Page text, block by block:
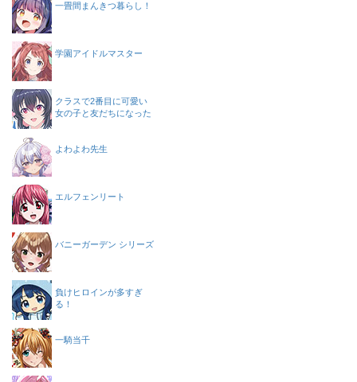
一畳間まんきつ暮らし！
学園アイドルマスター
クラスで2番目に可愛い
女の子と友だちになった
よわよわ先生
エルフェンリート
バニーガーデン シリーズ
負けヒロインが多すぎ
る！
一騎当千